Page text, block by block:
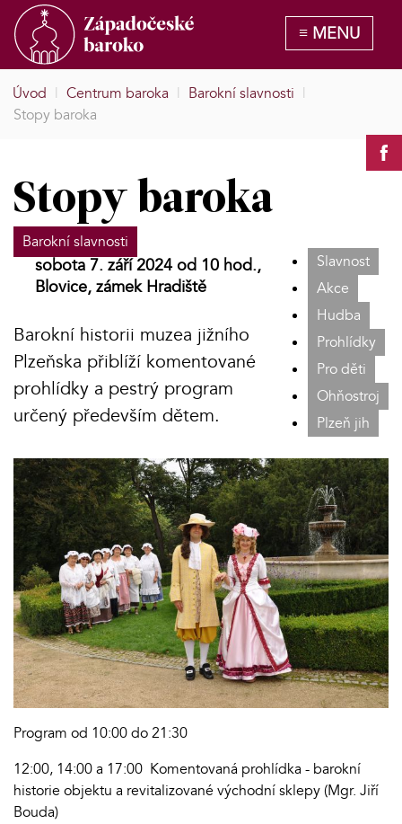
Úvod | Centrum baroka | Barokní slavnosti |
Stopy baroka
Stopy baroka
Barokní slavnosti
Slavnost
Akce
Hudba
Prohlídky
Pro děti
Ohňostroj
Plzeň jih
sobota 7. září 2024 od 10 hod.,
Blovice, zámek Hradiště
Barokní historii muzea jižního
Plzeňska přiblíží komentované
prohlídky a pestrý program
určený především dětem.
Program od 10:00 do 21:30
12:00, 14:00 a 17:00 Komentovaná prohlídka - barokní
historie objektu a revitalizované východní sklepy (Mgr. Jiří
Bouda)